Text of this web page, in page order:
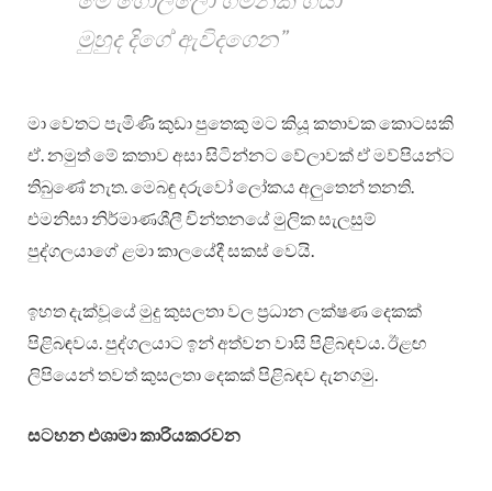
මුහුද දිගේ ඇවිදගෙන”
මා වෙතට පැමිණි කුඩා පුතෙකු මට කියූ කතාවක කොටසකි
ඒ. නමුත් මේ කතාව අසා සිටින්නට වේලාවක් ඒ මව්පියන්ට
තිබුණේ නැත. මෙබඳු දරුවෝ ලෝකය අලු‍තෙන් තනති.
එමනිසා නිර්මාණශීලී චින්තනයේ මුලික සැලසුම්
පුද්ගලයාගේ ළමා කාලයේදී සකස් වෙයි.
ඉහත දැක්වූයේ මුදු කුසලතා වල ප්‍රධාන ලක්ෂණ දෙකක්
පිළිබඳවය. පුද්ගලයාට ඉන් අත්වන වාසි පිළිබඳවය. ඊළඟ
ලිපියෙන් තවත් කුසලතා දෙකක් පිළිබඳව දැනගමු.
සටහන එශාමා කාරියකරවන